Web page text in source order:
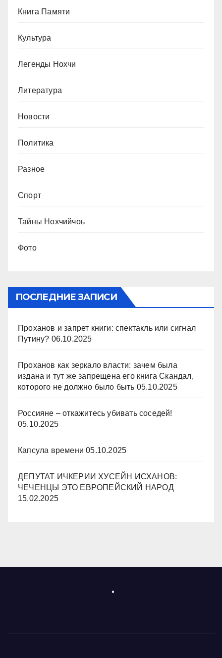
Книга Памяти
Культура
Легенды Нохчи
Литература
Новости
Политика
Разное
Спорт
Тайны Нохчийчоь
Фото
ПОСЛЕДНИЕ ЗАПИСИ
Проханов и запрет книги: спектакль или сигнал
Путину? 06.10.2025
Проханов как зеркало власти: зачем была
издана и тут же запрещена его книга Скандал,
которого не должно было быть 05.10.2025
Россияне – откажитесь убивать соседей!
05.10.2025
Капсула времени 05.10.2025
ДЕПУТАТ ИЧКЕРИИ ХУСЕЙН ИСХАНОВ:
ЧЕЧЕНЦЫ ЭТО ЕВРОПЕЙСКИЙ НАРОД
15.02.2025